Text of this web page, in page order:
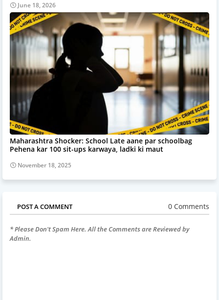
June 18, 2026
Maharashtra Shocker: School Late aane par schoolbag
Pehena kar 100 sit-ups karwaya, ladki ki maut
November 18, 2025
POST A COMMENT 0 Comments
* Please Don't Spam Here. All the Comments are Reviewed by
Admin.